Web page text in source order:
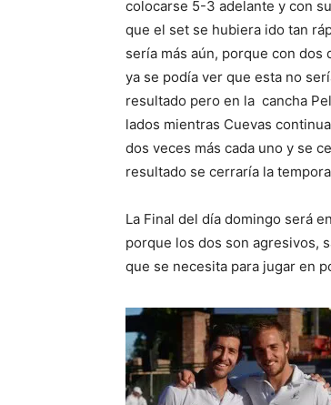
colocarse 5-3 adelante y con
que el set se hubiera ido tan
sería más aún, porque con
ya se podía ver que esta no
resultado pero en la cancha
lados mientras Cuevas
dos veces más cada uno y se
resultado se cerraría la
La Final del día domingo será
porque los dos son agresivos,
que se necesita para jugar en